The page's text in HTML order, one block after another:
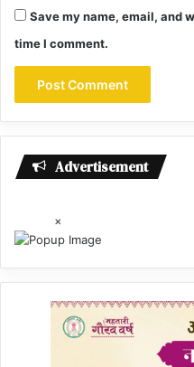
Save my name, email, and
time I comment.
Advertisement
×